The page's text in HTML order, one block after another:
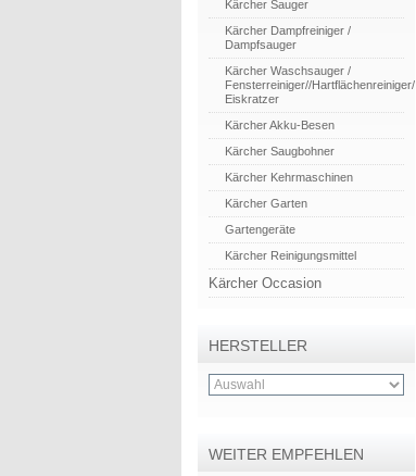
Kärcher Sauger
Kärcher Dampfreiniger /
Dampfsauger
Kärcher Waschsauger /
Fensterreiniger//Hartflächenreiniger/
Eiskratzer
Kärcher Akku-Besen
Kärcher Saugbohner
Kärcher Kehrmaschinen
Kärcher Garten
Gartengeräte
Kärcher Reinigungsmittel
Kärcher Occasion
HERSTELLER
WEITER EMPFEHLEN